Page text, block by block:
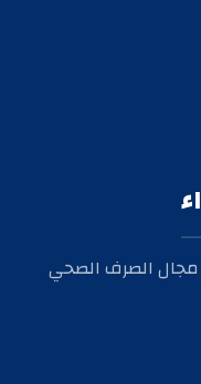
مجال الصرف الصحي